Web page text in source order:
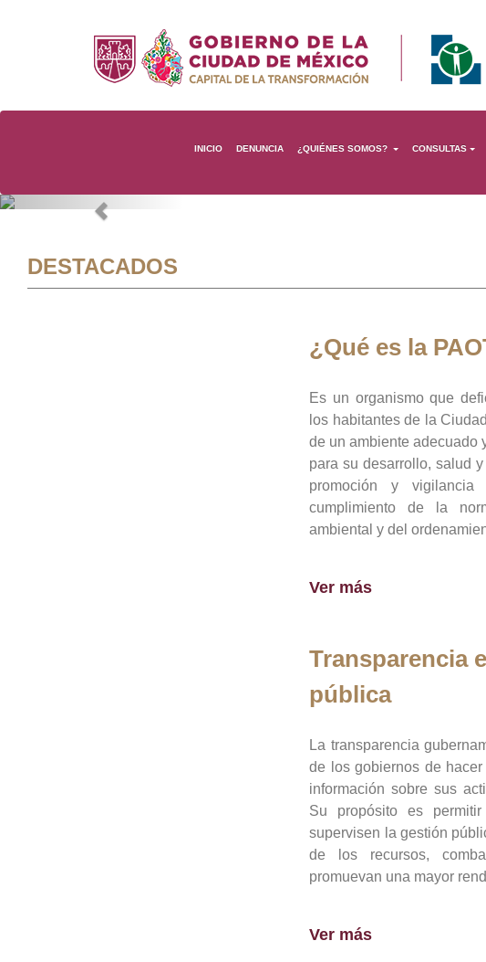
INICIO DENUNCIA ¿QUIÉNES SOMOS? CONSULTAS
Previous
DESTACADOS
¿Qué es la
Es un organismo que
los habitantes de la
de un ambiente adecuado
para su desarrollo, salud
promoción y
cumplimiento de la
ambiental y del
Ver más
Transparencia
pública
La transparencia
de los gobiernos de
información sobre sus
Su propósito es
supervisen la gestión
de los recursos,
promuevan una mayor
Ver más